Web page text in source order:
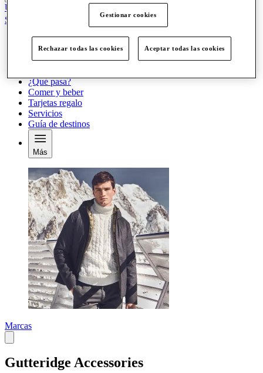
Únete al Club
Salvado
Tiendas
Ofertas
¿Qué pasa?
Comer y beber
Tarjetas regalo
Servicios
Guía de destinos
Más
Marcas
Gutteridge Accessories
Gestionar cookies
Rechazar todas las cookies Aceptar todas las cookies